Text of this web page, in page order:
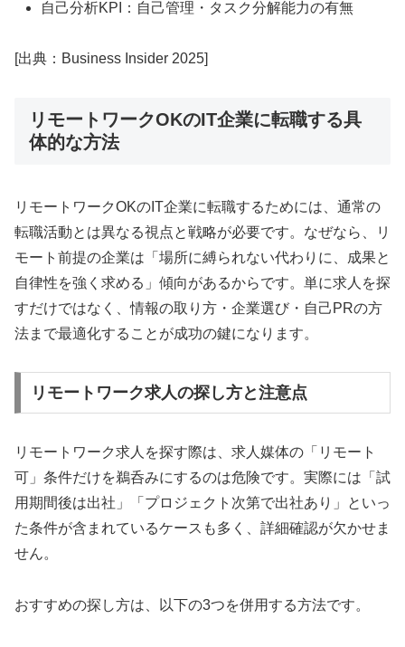
自己分析KPI：自己管理・タスク分解能力の有無
[出典：Business Insider 2025]
リモートワークOKのIT企業に転職する具
体的な方法
リモートワークOKのIT企業に転職するためには、通常の
転職活動とは異なる視点と戦略が必要です。なぜなら、リ
モート前提の企業は「場所に縛られない代わりに、成果と
自律性を強く求める」傾向があるからです。単に求人を探
すだけではなく、情報の取り方・企業選び・自己PRの方
法まで最適化することが成功の鍵になります。
リモートワーク求人の探し方と注意点
リモートワーク求人を探す際は、求人媒体の「リモート
可」条件だけを鵜呑みにするのは危険です。実際には「試
用期間後は出社」「プロジェクト次第で出社あり」といっ
た条件が含まれているケースも多く、詳細確認が欠かせま
せん。
おすすめの探し方は、以下の3つを併用する方法です。